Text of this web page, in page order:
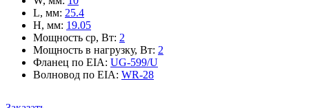
L, мм: 25.4
H, мм: 19.05
Мощность ср, Вт: 2
Мощность в нагрузку, Вт: 2
Фланец по EIA: UG-599/U
Волновод по EIA: WR-28